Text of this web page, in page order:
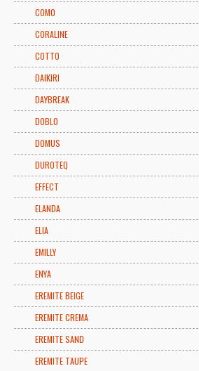
COMO
CORALINE
COTTO
DAIKIRI
DAYBREAK
DOBLO
DOMUS
DUROTEQ
EFFECT
ELANDA
ELIA
EMILLY
ENYA
EREMITE BEIGE
EREMITE CREMA
EREMITE SAND
EREMITE TAUPE